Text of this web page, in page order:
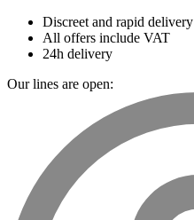
Discreet and rapid delivery
All offers include VAT
24h delivery
Our lines are open: